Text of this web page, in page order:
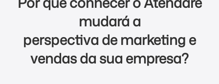
mudará a
perspectiva de marketing e
vendas da sua empresa?